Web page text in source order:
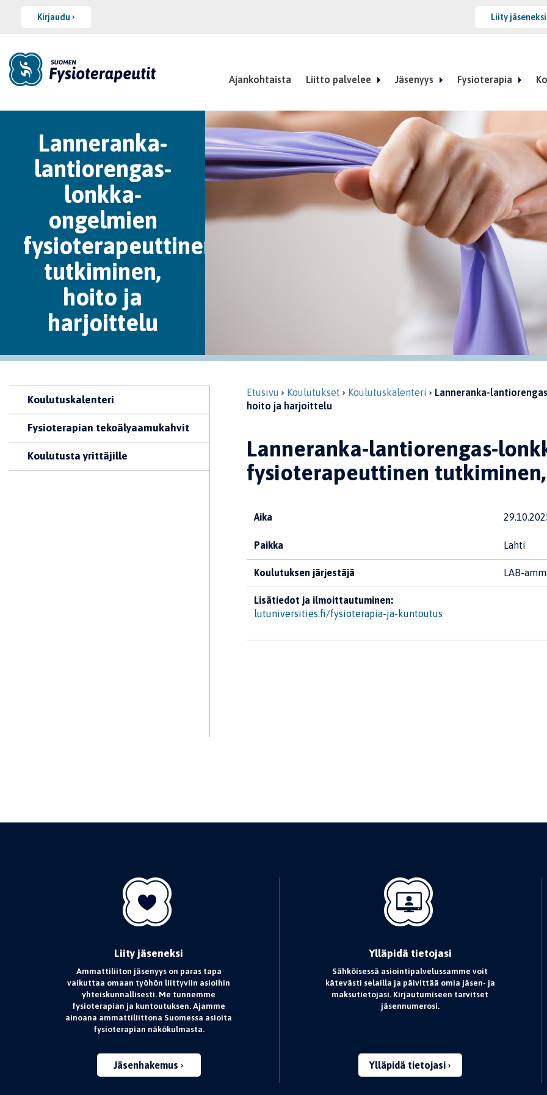
Kirjaudu Liity jäseneksi
Ajankohtaista Liitto palvelee Jäsenyys Fysioterapia
Lanneranka-
lantiorengas-
lonkka-
ongelmien
fysioterapeuttinen
tutkiminen,
hoito ja
harjoittelu
Koulutuskalenteri
Fysioterapian tekoälyaamukahvit
Koulutusta yrittäjille
Etusivu Koulutukset Koulutuskalenteri
Lanneranka-
hoito ja harjoittelu
Lanneranka-lantiorengas-
fysioterapeuttinen
Aika
Paikka Lahti
Koulutuksen järjestäjä LAB-
Lisätiedot ja ilmoittautuminen:
lutuniversities.fi/fysioterapia-ja-kuntoutus
Liity jäseneksi
Ammattiliiton jäsenyys on paras tapa
vaikuttaa omaan työhön liittyviin asioihin
yhteiskunnallisesti. Me tunnemme
fysioterapian ja kuntoutuksen. Ajamme
ainoana ammattiliittona Suomessa asioita
fysioterapian näkökulmasta.
Jäsenhakemus
Ylläpidä tietojasi
Sähköisessä asiointipalvelussamme voit
kätevästi selailla ja päivittää omia jäsen- ja
maksutietojasi. Kirjautumiseen tarvitset
jäsennumerosi.
Ylläpidä tietojasi